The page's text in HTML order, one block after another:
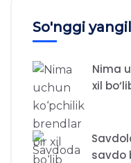
So'nggi
Nima
xil
savdo